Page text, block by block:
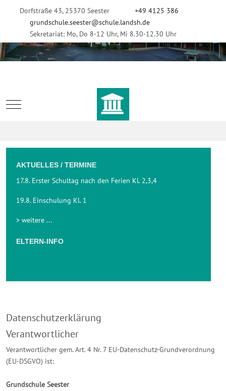
Dorfstraße 43, 25370 Seester
+49 4125 386
grundschule.seester@schule.landsh.de
Sekretariat: Mo, Do 8-12 Uhr, Mi 8.30-12.30 Uhr
Mobile Menu Toggle
AKTUELLES / TERMINE
17.8. Erster Schultag nach den Ferien Kl. 2,3,4
19.8. Einschulung Kl. 1
> weitere ...
ELTERN-INFO
Datenschutzerklärung
Verantwortlicher
Verantwortlicher gem. Art. 4 Nr. 7 EU-Datenschutz-Grundverordnung
(EU-DSGVO) ist:
Grundschule Seester